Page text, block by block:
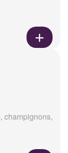
champignons,